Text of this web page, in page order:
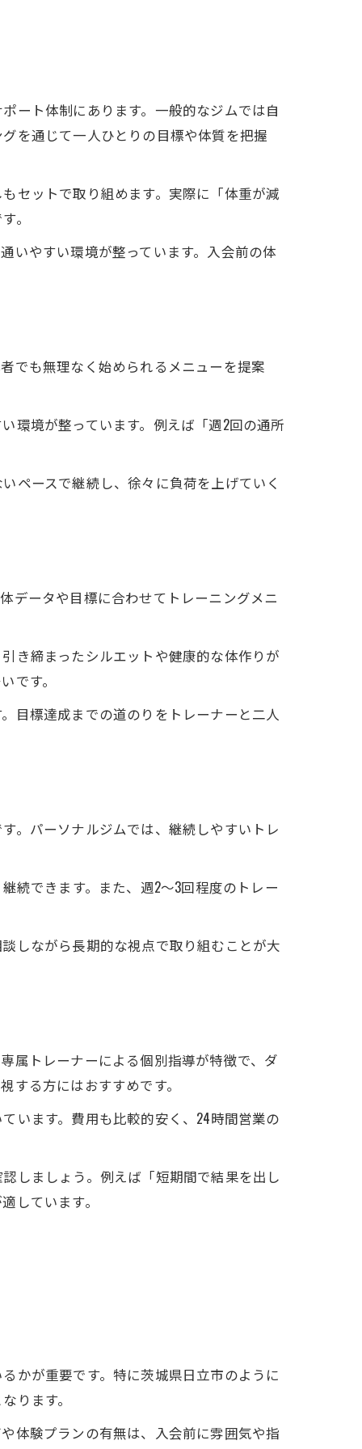
ート体制にあります。一般的なジムでは自
を通じて一人ひとりの目標や体質を把握
セットで取り組めます。実際に「体重が減
。
いやすい環境が整っています。入会前の体
でも無理なく始められるメニューを提案
環境が整っています。例えば「週2回の通所
ペースで継続し、徐々に負荷を上げていく
データや目標に合わせてトレーニングメニ
き締まったシルエットや健康的な体作りが
です。
目標達成までの道のりをトレーナーと二人
。パーソナルジムでは、継続しやすいトレ
続できます。また、週2～3回程度のトレー
しながら長期的な視点で取り組むことが大
属トレーナーによる個別指導が特徴で、ダ
る方にはおすすめです。
います。費用も比較的安く、24時間営業の
しましょう。例えば「短期間で結果を出し
しています。
かが重要です。特に茨城県日立市のように
ります。
体験プランの有無は、入会前に雰囲気や指